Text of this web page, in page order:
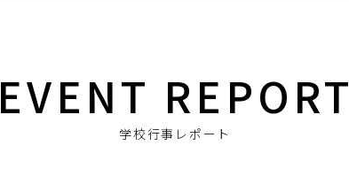
EVENT REPORT
学校行事レポート